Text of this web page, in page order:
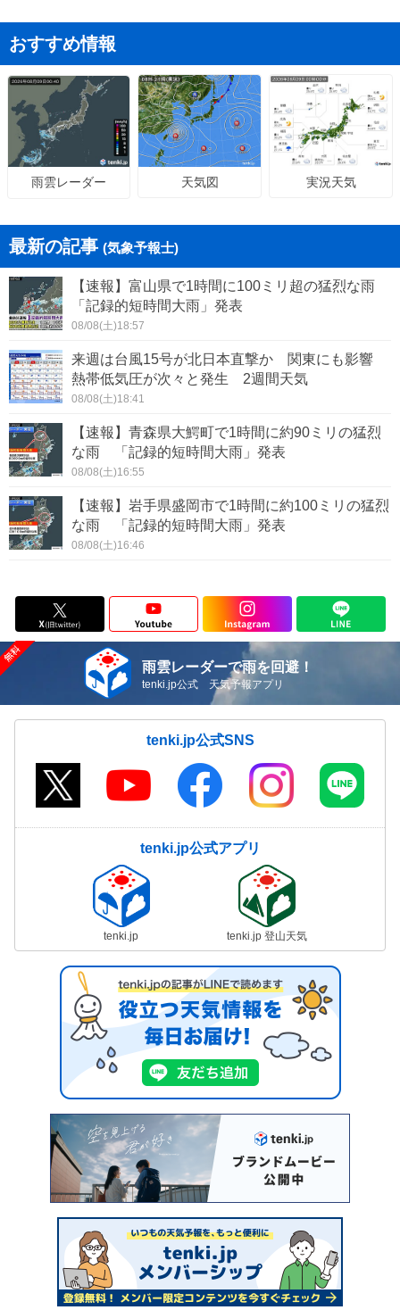
おすすめ情報
雨雲レーダー 天気図 実況天気
最新の記事 (気象予報士)
【速報】富山県で1時間に100ミリ超の猛烈な雨
「記録的短時間大雨」発表
08/08(土)18:57
来週は台風15号が北日本直撃か 関東にも影響
熱帯低気圧が次々と発生 2週間天気
08/08(土)18:41
【速報】青森県大鰐町で1時間に約90ミリの猛烈
な雨 「記録的短時間大雨」発表
08/08(土)16:55
【速報】岩手県盛岡市で1時間に約100ミリの猛烈
な雨 「記録的短時間大雨」発表
08/08(土)16:46
雨雲レーダーで雨を回避！
tenki.jp公式 天気予報アプリ
tenki.jp公式SNS
tenki.jp公式アプリ
tenki.jp tenki.jp 登山天気